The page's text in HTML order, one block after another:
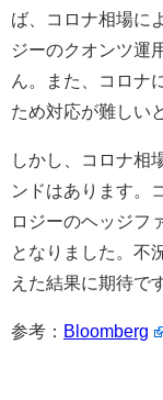
ば、コロナ相場に
ジーのクオンツ運
ん。また、コロナ
ため対応が難しい
しかし、コロナ相
ンドはあります。
ロジーのヘッジフ
となりました。不
えた結果に期待で
参考： Bloomberg